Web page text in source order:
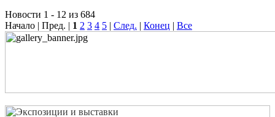
Новости 1 - 12 из 684
Начало | Пред. | 1 2 3 4 5 | След. | Конец | Все